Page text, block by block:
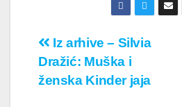
Кретање
чланка
Iz arhive – Silvia
Dražić: Muška i
ženska Kinder jaja